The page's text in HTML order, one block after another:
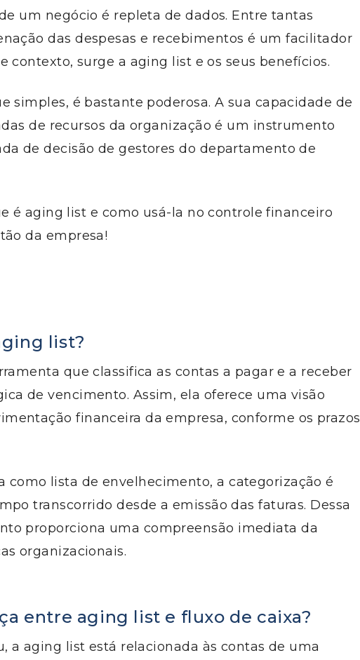
um negócio é repleta de dados. Entre tantas
das despesas e recebimentos é um facilitador
contexto, surge a aging list e os seus benefícios.
simples, é bastante poderosa. A sua capacidade de
de recursos da organização é um instrumento
de decisão de gestores do departamento de
é aging list e como usá-la no controle financeiro
da empresa!
list?
que classifica as contas a pagar e a receber
de vencimento. Assim, ela oferece uma visão
financeira da empresa, conforme os prazos
como lista de envelhecimento, a categorização é
transcorrido desde a emissão das faturas. Dessa
proporciona uma compreensão imediata da
organizacionais.
entre aging list e fluxo de caixa?
a aging list está relacionada às contas de uma